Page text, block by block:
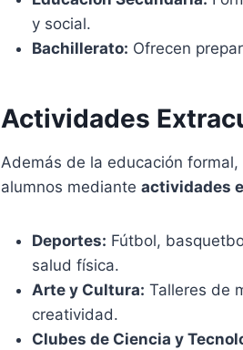
y social.
Bachillerato: Ofrecen
Actividades
Además de la educación
alumnos mediante actividades
Deportes: Fútbol,
salud física.
Arte y Cultura: Talleres de
creatividad.
Clubes de Ciencia y